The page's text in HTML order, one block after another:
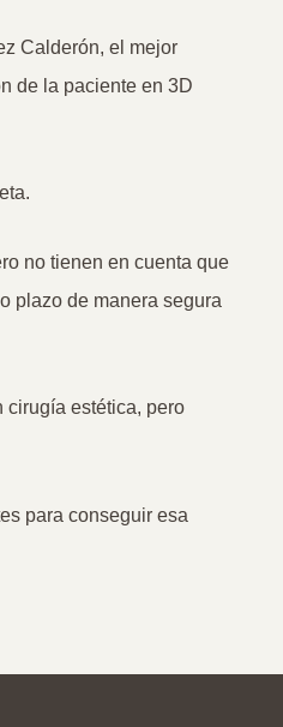
Calderón, el mejor
de la paciente en 3D
no tienen en cuenta que
plazo de manera segura
cirugía estética, pero
para conseguir esa